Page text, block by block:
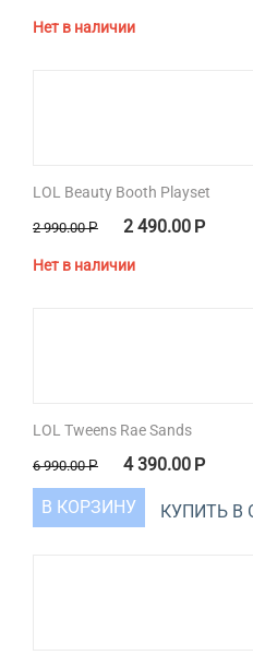
Нет в наличии
LOL Beauty Booth Playset
2 990.00 Р 2 490.00 Р
Нет в наличии
LOL Tweens Rae Sands
6 990.00 Р 4 390.00 Р
В КОРЗИНУ КУПИТЬ В